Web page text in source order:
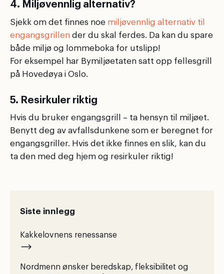
4. Miljøvennlig alternativ?
Sjekk om det finnes noe miljøvennlig alternativ til
engangsgrillen der du skal ferdes. Da kan du spare
både miljø og lommeboka for utslipp!
For eksempel har Bymiljøetaten satt opp fellesgrill
på Hovedøya i Oslo.
5. Resirkuler riktig
Hvis du bruker engangsgrill – ta hensyn til miljøet.
Benytt deg av avfallsdunkene som er beregnet for
engangsgriller. Hvis det ikke finnes en slik, kan du
ta den med deg hjem og resirkuler riktig!
Siste innlegg
Kakkelovnens renessanse
Nordmenn ønsker beredskap, fleksibilitet og